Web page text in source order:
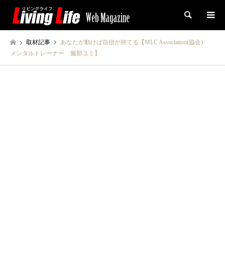
検索
取材記事
あなたが動けば自信が持てる【MLC Association(協会)
メンタルトレーナー 服部ユミ】